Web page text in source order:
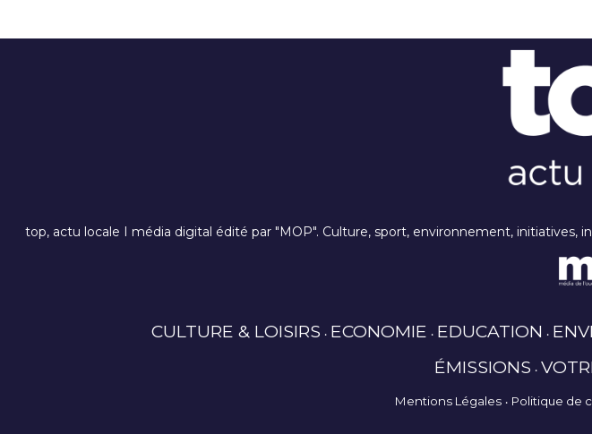
top, actu locale I média digital édité par "MOP". Culture, sport, environnement, initiatives,
CULTURE & LOISIRS ECONOMIE EDUCATION
ÉMISSIONS
Mentions Légales Politique de